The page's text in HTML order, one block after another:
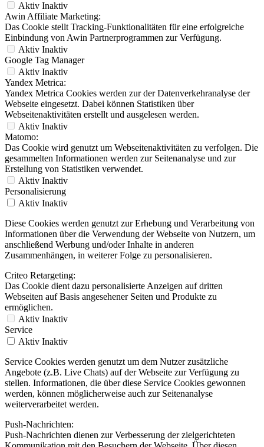
Aktiv Inaktiv
Awin Affiliate Marketing:
Das Cookie stellt Tracking-Funktionalitäten für eine erfolgreiche
Einbindung von Awin Partnerprogrammen zur Verfügung.
Aktiv Inaktiv
Google Tag Manager
Aktiv Inaktiv
Yandex Metrica:
Yandex Metrica Cookies werden zur der Datenverkehranalyse der
Webseite eingesetzt. Dabei können Statistiken über
Webseitenaktivitäten erstellt und ausgelesen werden.
Aktiv Inaktiv
Matomo:
Das Cookie wird genutzt um Webseitenaktivitäten zu verfolgen. Die
gesammelten Informationen werden zur Seitenanalyse und zur
Erstellung von Statistiken verwendet.
Aktiv Inaktiv
Personalisierung
Aktiv Inaktiv
Diese Cookies werden genutzt zur Erhebung und Verarbeitung von
Informationen über die Verwendung der Webseite von Nutzern, um
anschließend Werbung und/oder Inhalte in anderen
Zusammenhängen, in weiterer Folge zu personalisieren.
Criteo Retargeting:
Das Cookie dient dazu personalisierte Anzeigen auf dritten
Webseiten auf Basis angesehener Seiten und Produkte zu
ermöglichen.
Aktiv Inaktiv
Service
Aktiv Inaktiv
Service Cookies werden genutzt um dem Nutzer zusätzliche
Angebote (z.B. Live Chats) auf der Webseite zur Verfügung zu
stellen. Informationen, die über diese Service Cookies gewonnen
werden, können möglicherweise auch zur Seitenanalyse
weiterverarbeitet werden.
Push-Nachrichten:
Push-Nachrichten dienen zur Verbesserung der zielgerichteten